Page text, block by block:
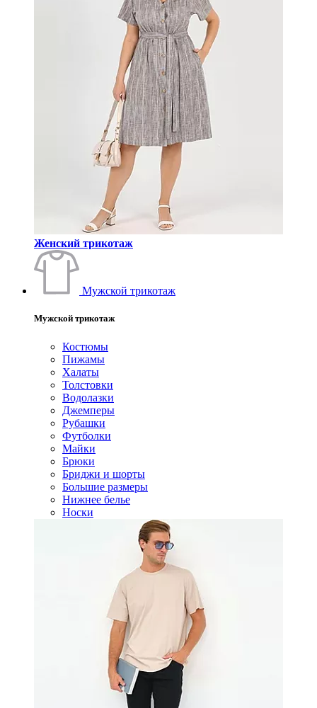
Женский трикотаж
Мужской трикотаж
Мужской трикотаж
Костюмы
Пижамы
Халаты
Толстовки
Водолазки
Джемперы
Рубашки
Футболки
Майки
Брюки
Бриджи и шорты
Большие размеры
Нижнее белье
Носки